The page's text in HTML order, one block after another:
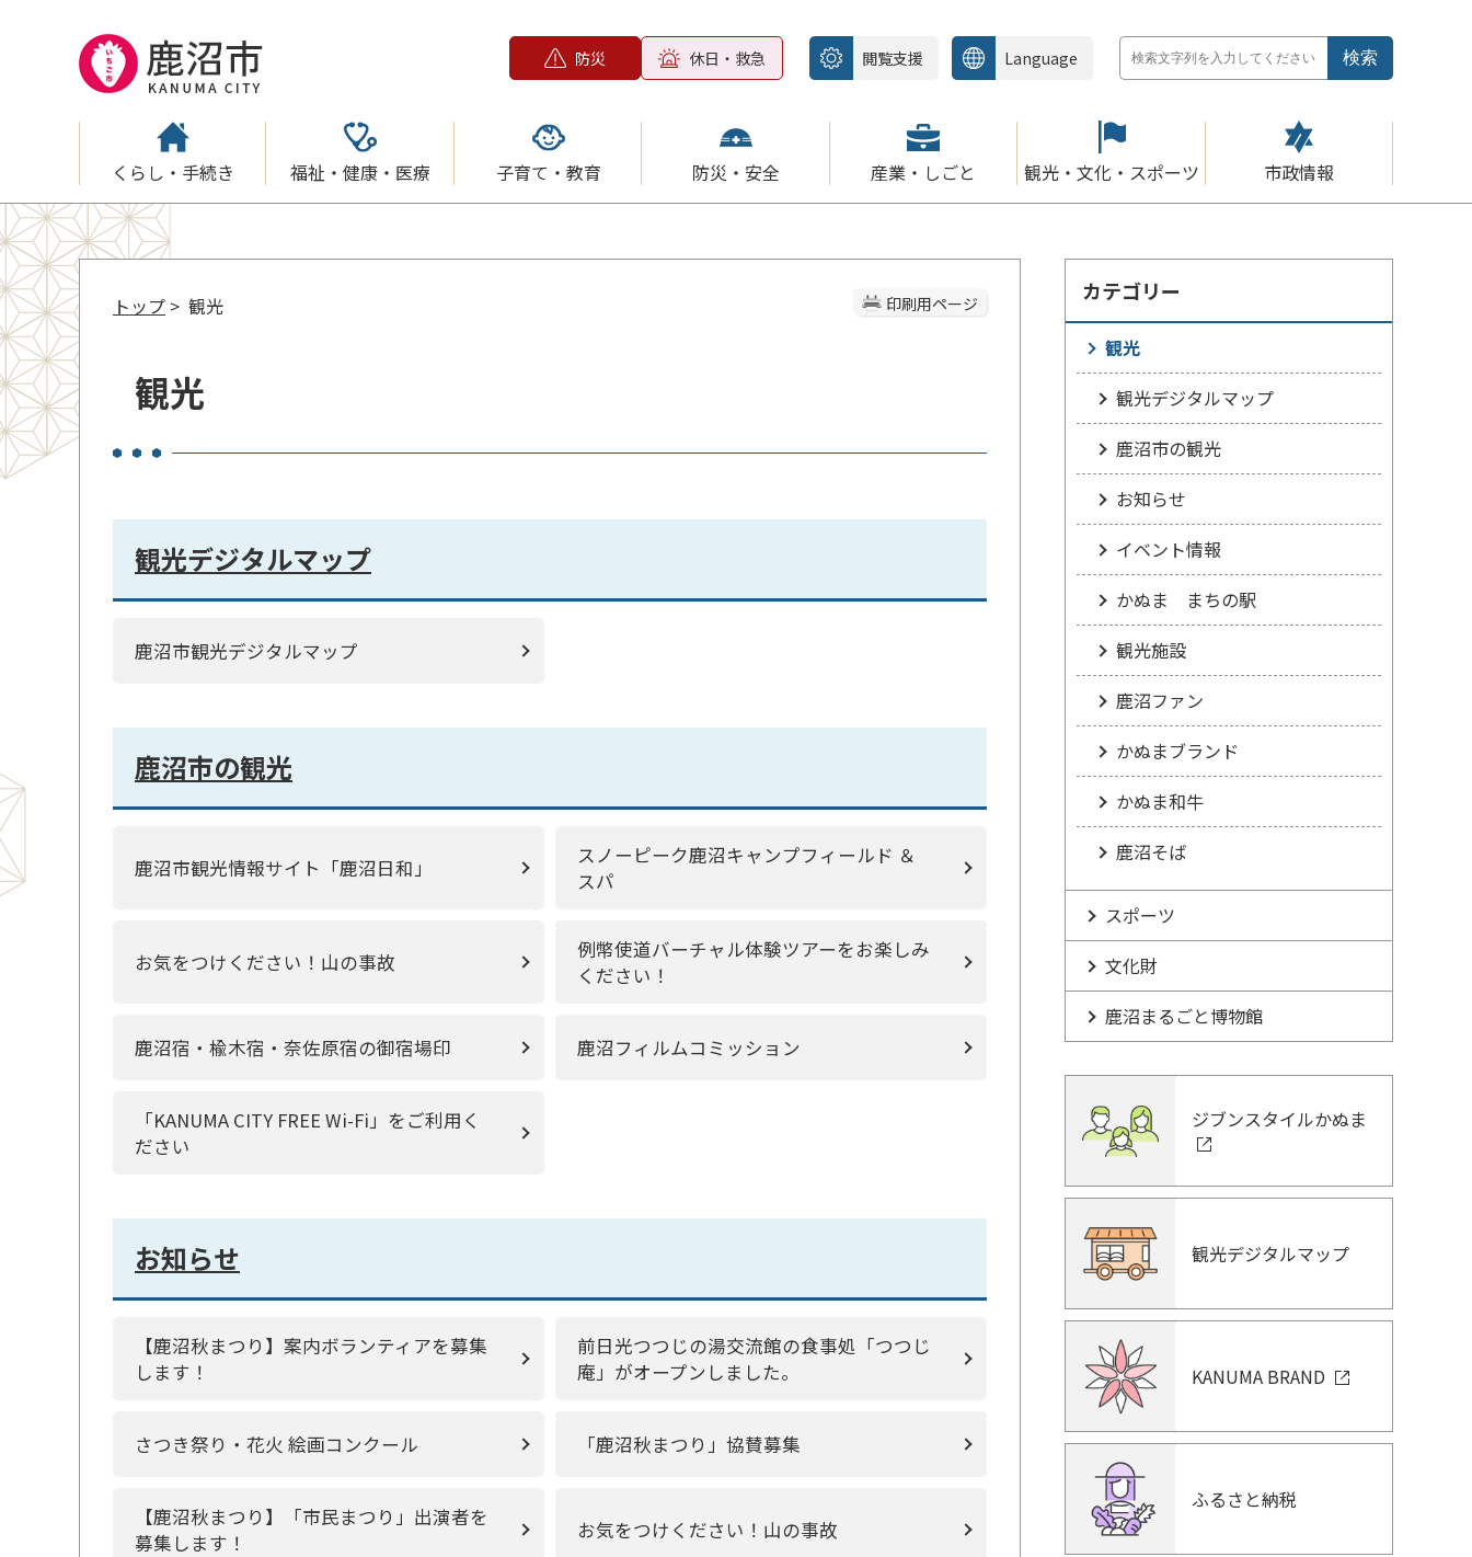
防災 休日・救急 閲覧支援 Language
くらし・手続き 福祉・健康・医療 子育て・教育 防災・安全 産業・しごと 観光・文化・スポーツ 市政情報
印刷用ページ
トップ > 観光
観光
観光デジタルマップ
鹿沼市観光デジタルマップ
鹿沼市の観光
鹿沼市観光情報サイト「鹿沼日和」
スノーピーク鹿沼キャンプフィールド ＆
スパ
お気をつけください！山の事故
例幣使道バーチャル体験ツアーをお楽しみ
ください！
鹿沼宿・楡木宿・奈佐原宿の御宿場印 鹿沼フィルムコミッション
「KANUMA CITY FREE Wi-Fi」をご利用く
ださい
お知らせ
【鹿沼秋まつり】案内ボランティアを募集
します！
前日光つつじの湯交流館の食事処「つつじ
庵」がオープンしました。
さつき祭り・花火 絵画コンクール 「鹿沼秋まつり」協賛募集
【鹿沼秋まつり】「市民まつり」出演者を
募集します！
お気をつけください！山の事故
カテゴリー
観光
観光デジタルマップ
鹿沼市の観光
お知らせ
イベント情報
かぬま まちの駅
観光施設
鹿沼ファン
かぬまブランド
かぬま和牛
鹿沼そば
スポーツ
文化財
鹿沼まるごと博物館
ジブンスタイルかぬま
観光デジタルマップ
KANUMA BRAND
ふるさと納税